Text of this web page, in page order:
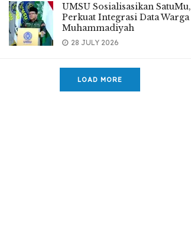
UMSU Sosialisasikan SatuMu,
Perkuat Integrasi Data Warga
Muhammadiyah
28 JULY 2026
LOAD MORE